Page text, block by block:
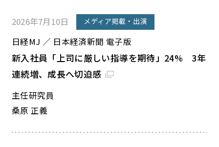
2026年7月10日 メディア掲載・出演
日経MJ ／ 日本経済新聞 電子版
新入社員「上司に厳しい指導を期待」24% 3年
連続増、成長へ切迫感
主任研究員
桑原 正義